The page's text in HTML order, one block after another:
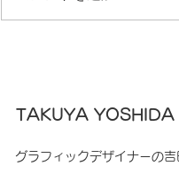
TAKUYA YOSHIDA
グラフィックデザイナーの